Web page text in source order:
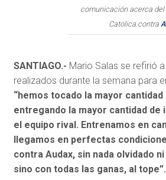
comunicación acerca del
Catolica contra
SANTIAGO.- Mario Salas se refirió
realizados durante la semana para
“hemos tocado la mayor
entregando la mayor cantidad
el equipo rival. Entrenamos en
llegamos en perfectas
contra Audax, sin nada olvidado
sino con todas las ganas, al tope”.